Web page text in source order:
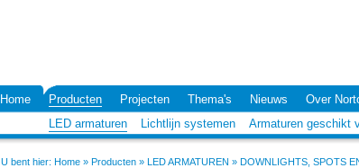
Home Producten Projecten Thema's Nieuws Over
LED armaturen
Lichtlijn systemen Armaturen geschikt
U bent hier: Home » Producten » LED ARMATUREN » DOWNLIGHTS, SPOTS